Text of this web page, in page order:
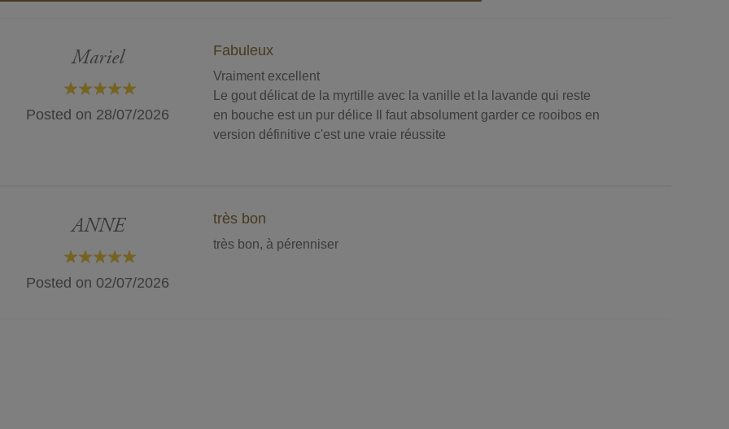
Mariel
100%
Posted on 28/07/2026
Fabuleux
Vraiment excellent
Le gout délicat de la myrtille avec la vanille et la lavande qui reste
en bouche est un pur délice Il faut absolument garder ce rooibos en
version définitive c'est une vraie réussite
ANNE
100%
Posted on 02/07/2026
très bon
très bon, à pérenniser